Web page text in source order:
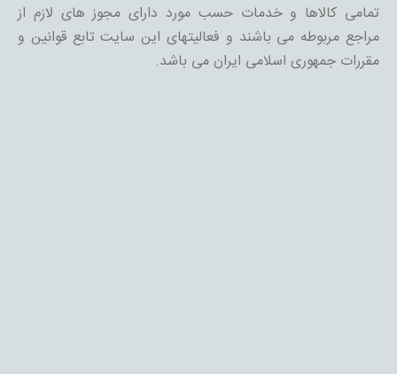
تمامی کالاها و خدمات حسب مورد دارای مجوز های لازم از
مراجع مربوطه می باشند و فعالیتهای این سایت تابع قوانین و
مقررات جمهوری اسلامی ایران می باشد.